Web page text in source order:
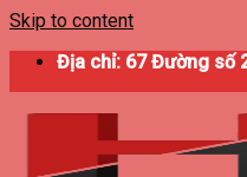
Skip to content
Địa chỉ: 67 Đường số